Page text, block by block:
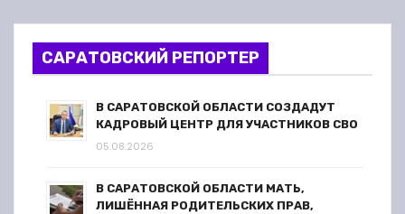
о
САРАТОВСКИЙ РЕПОРТЕР
В САРАТОВСКОЙ ОБЛАСТИ СОЗДАДУТ
КАДРОВЫЙ ЦЕНТР ДЛЯ УЧАСТНИКОВ СВО
05.08.2026
В САРАТОВСКОЙ ОБЛАСТИ МАТЬ,
ЛИШЁННАЯ РОДИТЕЛЬСКИХ ПРАВ,